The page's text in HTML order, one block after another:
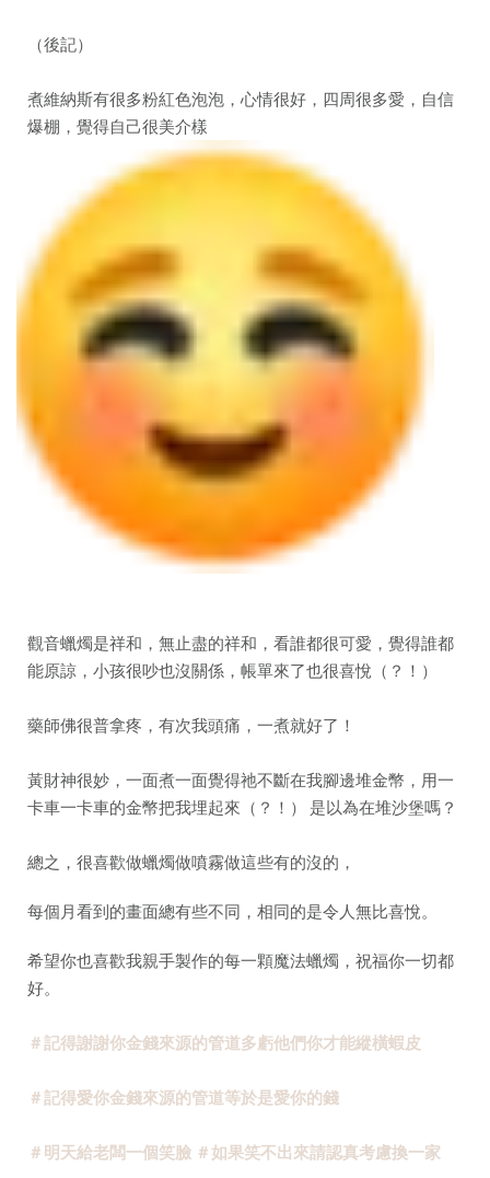
（後記）
煮維納斯有很多粉紅色泡泡，心情很好，四周很多愛，自信
爆棚，覺得自己很美介樣
觀音蠟燭是祥和，無止盡的祥和，看誰都很可愛，覺得誰都
能原諒，小孩很吵也沒關係，帳單來了也很喜悅（？！）
藥師佛很普拿疼，有次我頭痛，一煮就好了！
黃財神很妙，一面煮一面覺得祂不斷在我腳邊堆金幣，用一
卡車一卡車的金幣把我埋起來（？！） 是以為在堆沙堡嗎？
總之，很喜歡做蠟燭做噴霧做這些有的沒的，
每個月看到的畫面總有些不同，相同的是令人無比喜悅。
希望你也喜歡我親手製作的每一顆魔法蠟燭，祝福你一切都
好。
＃記得謝謝你金錢來源的管道多虧他們你才能縱橫蝦皮
＃記得愛你金錢來源的管道等於是愛你的錢
＃明天給老闆一個笑臉 ＃如果笑不出來請認真考慮換一家